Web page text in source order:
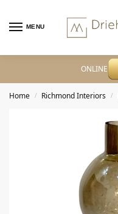
MENU
ONLINE
Home / Richmond Interiors /